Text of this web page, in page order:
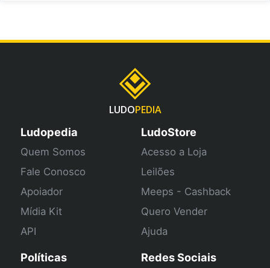
LUDOPEDIA
Ludopedia
Quem Somos
Fale Conosco
Apoiador
Mídia Kit
API
LudoStore
Acesso a Loja
Leilões
Meeps - Cashback
Quero Vender
Ajuda
Políticas Redes Sociais